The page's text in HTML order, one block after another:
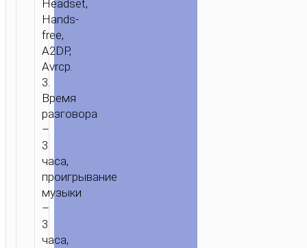
Headset,
Hands-
free,
A2DP,
Avrcp.
3.
Время
разговора
–
3
часа,
проигрывание
музыки
–
3
часа,